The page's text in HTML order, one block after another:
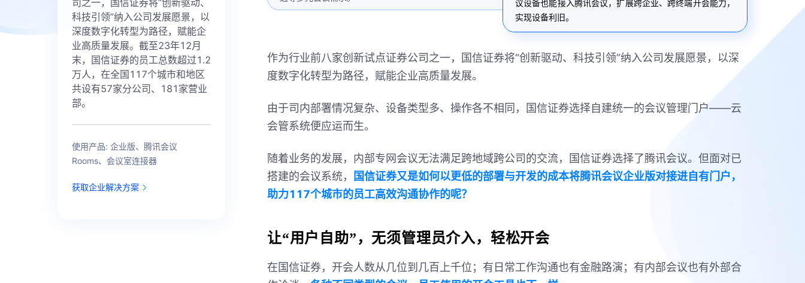
科技引领”纳入公司发展愿景，以
深度数字化转型为路径，赋能企
业高质量发展。截至23年12月
末，国信证券的员工总数超过1.2
万人，在全国117个城市和地区
共设有57家分公司、181家营业
部。
使用产品: 企业版、腾讯会议
Rooms、会议室连接器
获取企业解决方案
议设备也能接入腾讯会议，扩展跨企业、跨终端开会能力，
实现设备利旧。
作为行业前八家创新试点证券公司之一，国信证券将“创新驱动、科技引领”纳入公司发展愿景，以深
度数字化转型为路径，赋能企业高质量发展。
由于司内部署情况复杂、设备类型多、操作各不相同，国信证券选择自建统一的会议管理门户——云
会管系统便应运而生。
随着业务的发展，内部专网会议无法满足跨地域跨公司的交流，国信证券选择了腾讯会议。但面对已
搭建的会议系统，
国信证券又是如何以更低的部署与开发的成本将腾讯会议企业版对接进自有门户，
助力117个城市的员工高效沟通协作的呢？
让“用户自助”， 无须管理员介入，轻松开会
在国信证券，开会人数从几位到几百上千位；有日常工作沟通也有金融路演；有内部会议也有外部合